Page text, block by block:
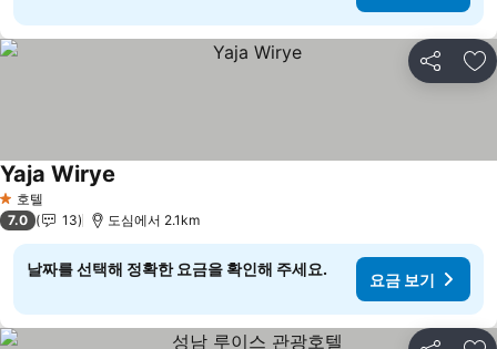
공유 즐
1 성급
호텔
Yaja Wirye
7.0 13 도심에서 2.1km
날짜를 선택해 정확한 요금을 확인해 주세요.
요금 보기